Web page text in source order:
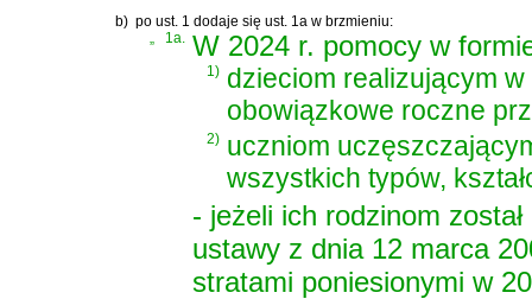
b) po ust. 1 dodaje się ust. 1a w brzmieniu:
1a. W 2024 r. pomocy w
1) dzieciom realizującym
obowiązkowe roczne
2) uczniom
wszystkich typów,
- jeżeli ich rodzinom
ustawy z dnia 12 marca
stratami poniesionymi w